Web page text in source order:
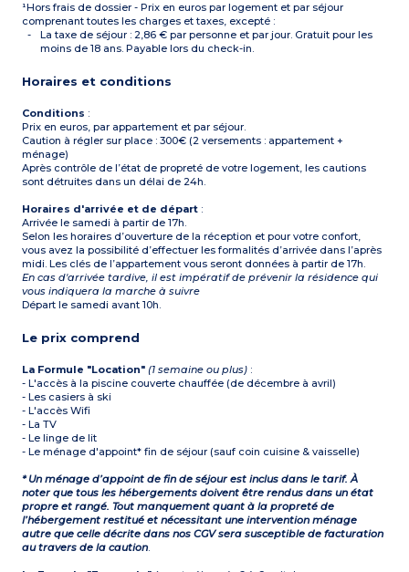
¹Hors frais de dossier - Prix en euros par logement et par séjour
comprenant toutes les charges et taxes, excepté :
La taxe de séjour : 2,86 € par personne et par jour. Gratuit pour les
moins de 18 ans. Payable lors du check-in.
Horaires et conditions
Conditions :
Prix en euros, par appartement et par séjour.
Caution à régler sur place : 300€ (2 versements : appartement +
ménage)
Après contrôle de l’état de propreté de votre logement, les cautions
sont détruites dans un délai de 24h.
Horaires d'arrivée et de départ :
Arrivée le samedi à partir de 17h.
Selon les horaires d’ouverture de la réception et pour votre confort,
vous avez la possibilité d’effectuer les formalités d’arrivée dans l’après
midi. Les clés de l’appartement vous seront données à partir de 17h.
En cas d'arrivée tardive, il est impératif de prévenir la résidence qui
vous indiquera la marche à suivre
Départ le samedi avant 10h.
Le prix comprend
La Formule "Location" (1 semaine ou plus) :
- L'accès à la piscine couverte chauffée (de décembre à avril)
- Les casiers à ski
- L'accès Wifi
- La TV
- Le linge de lit
- Le ménage d'appoint* fin de séjour (sauf coin cuisine & vaisselle)
* Un ménage d’appoint de fin de séjour est inclus dans le tarif. À
noter que tous les hébergements doivent être rendus dans un état
propre et rangé. Tout manquement quant à la propreté de
l’hébergement restitué et nécessitant une intervention ménage
autre que celle décrite dans nos CGV sera susceptible de facturation
au travers de la caution.